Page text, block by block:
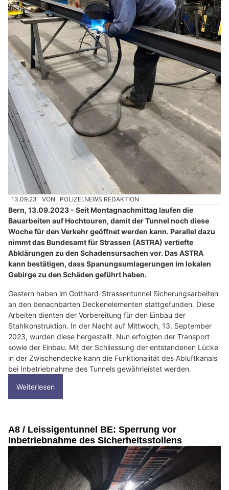
13.09.23 VON POLIZEI.NEWS REDAKTION
Bern, 13.09.2023 - Seit Montagnachmittag laufen die
Bauarbeiten auf Hochtouren, damit der Tunnel noch diese
Woche für den Verkehr geöffnet werden kann. Parallel dazu
nimmt das Bundesamt für Strassen (ASTRA) vertiefte
Abklärungen zu den Schadensursachen vor. Das ASTRA
kann bestätigen, dass Spanungsumlagerungen im lokalen
Gebirge zu den Schäden geführt haben.
Gestern haben im Gotthard-Strassentunnel Sicherungsarbeiten
an den benachbarten Deckenelementen stattgefunden. Diese
Arbeiten dienten der Vorbereitung für den Einbau der
Stahlkonstruktion. In der Nacht auf Mittwoch, 13. September
2023, wurden diese hergestellt. Nun erfolgten der Transport
sowie der Einbau. Mit der Schliessung der entstandenen Lücke
in der Zwischendecke kann die Funktionalität des Abluftkanals
bei Inbetriebnahme des Tunnels gewährleistet werden.
Weiterlesen
A8 / Leissigentunnel BE: Sperrung vor
Inbetriebnahme des Sicherheitsstollens